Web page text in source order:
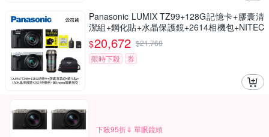
Panasonic LUMIX TZ99+128G記憶卡+膠囊清
潔組+鋼化貼+水晶保護鏡+2614相機包+NITEC
ORE BB nano 迷你電動氣吹(公司貨)
$20,672 $21,760
限時下殺
券
下殺95折⇓ 單眼鏡頭